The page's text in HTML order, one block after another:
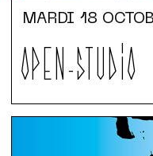
MARDI 18
OPEN-STUDIO